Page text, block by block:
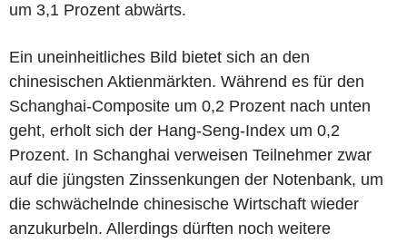
um 3,1 Prozent abwärts.
Ein uneinheitliches Bild bietet sich an den
chinesischen Aktienmärkten. Während es für den
Schanghai-Composite um 0,2 Prozent nach unten
geht, erholt sich der Hang-Seng-Index um 0,2
Prozent. In Schanghai verweisen Teilnehmer zwar
auf die jüngsten Zinssenkungen der Notenbank, um
die schwächelnde chinesische Wirtschaft wieder
anzukurbeln. Allerdings dürften noch weitere